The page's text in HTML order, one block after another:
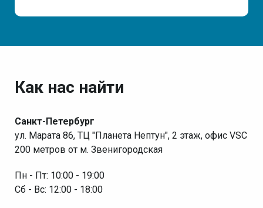
Как нас найти
Санкт-Петербург
ул. Марата 86, ТЦ "Планета Нептун", 2 этаж, офис VSC
200 метров от м. Звенигородская
Пн - Пт: 10:00 - 19:00
Сб - Вс: 12:00 - 18:00